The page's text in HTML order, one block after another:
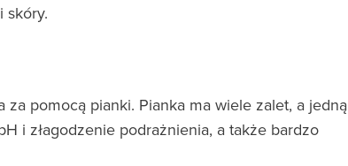
skóry.
pomocą pianki. Pianka ma wiele zalet, a jedną
i złagodzenie podrażnienia, a także bardzo